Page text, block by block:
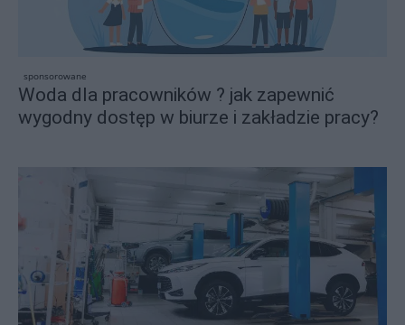
sponsorowane
Woda dla pracowników ? jak zapewnić
wygodny dostęp w biurze i zakładzie pracy?